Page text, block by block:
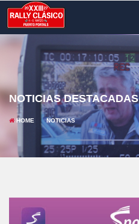
NOTICIAS DESTACADAS
HOME NOTICIAS